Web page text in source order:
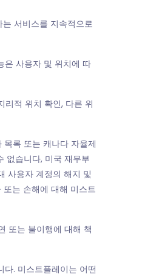
서비스를 지속적으로
은 사용자 및 위치에 따
리적 위치 확인, 다른 위
록 또는 캐나다 자율제
없습니다, 미국 재무부
사용자 계정의 해지 및
는 손해에 대해 미스트
또는 불이행에 대해 책
. 미스트플레이는 어떤